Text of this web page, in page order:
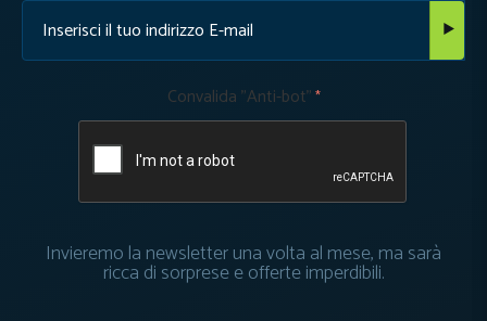
Convalida "Anti-bot"
Invieremo la newsletter una volta al mese, ma sarà
ricca di sorprese e offerte imperdibili.